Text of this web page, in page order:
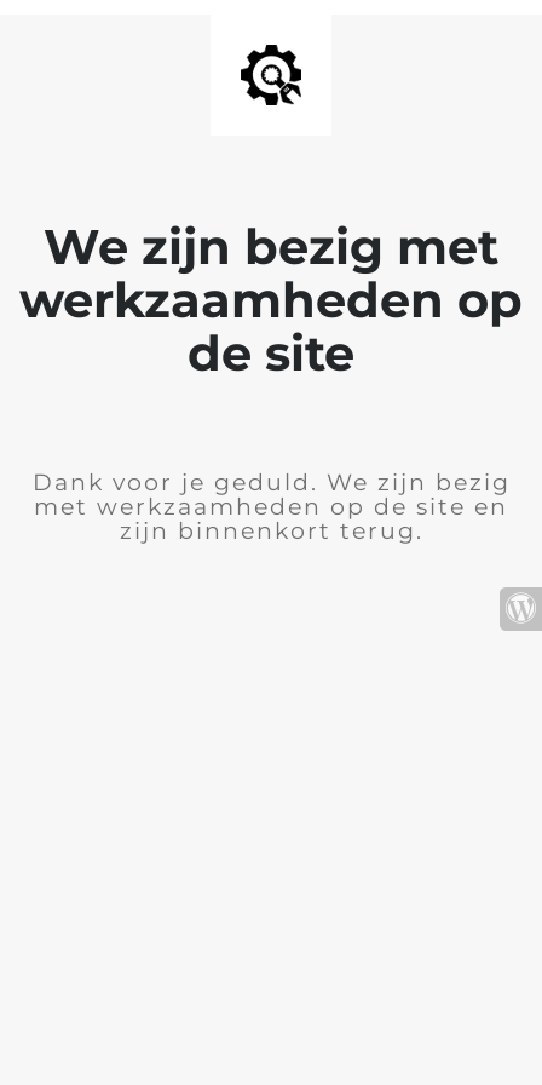
We zijn bezig met
werkzaamheden op
de site
Dank voor je geduld. We zijn bezig
met werkzaamheden op de site en
zijn binnenkort terug.